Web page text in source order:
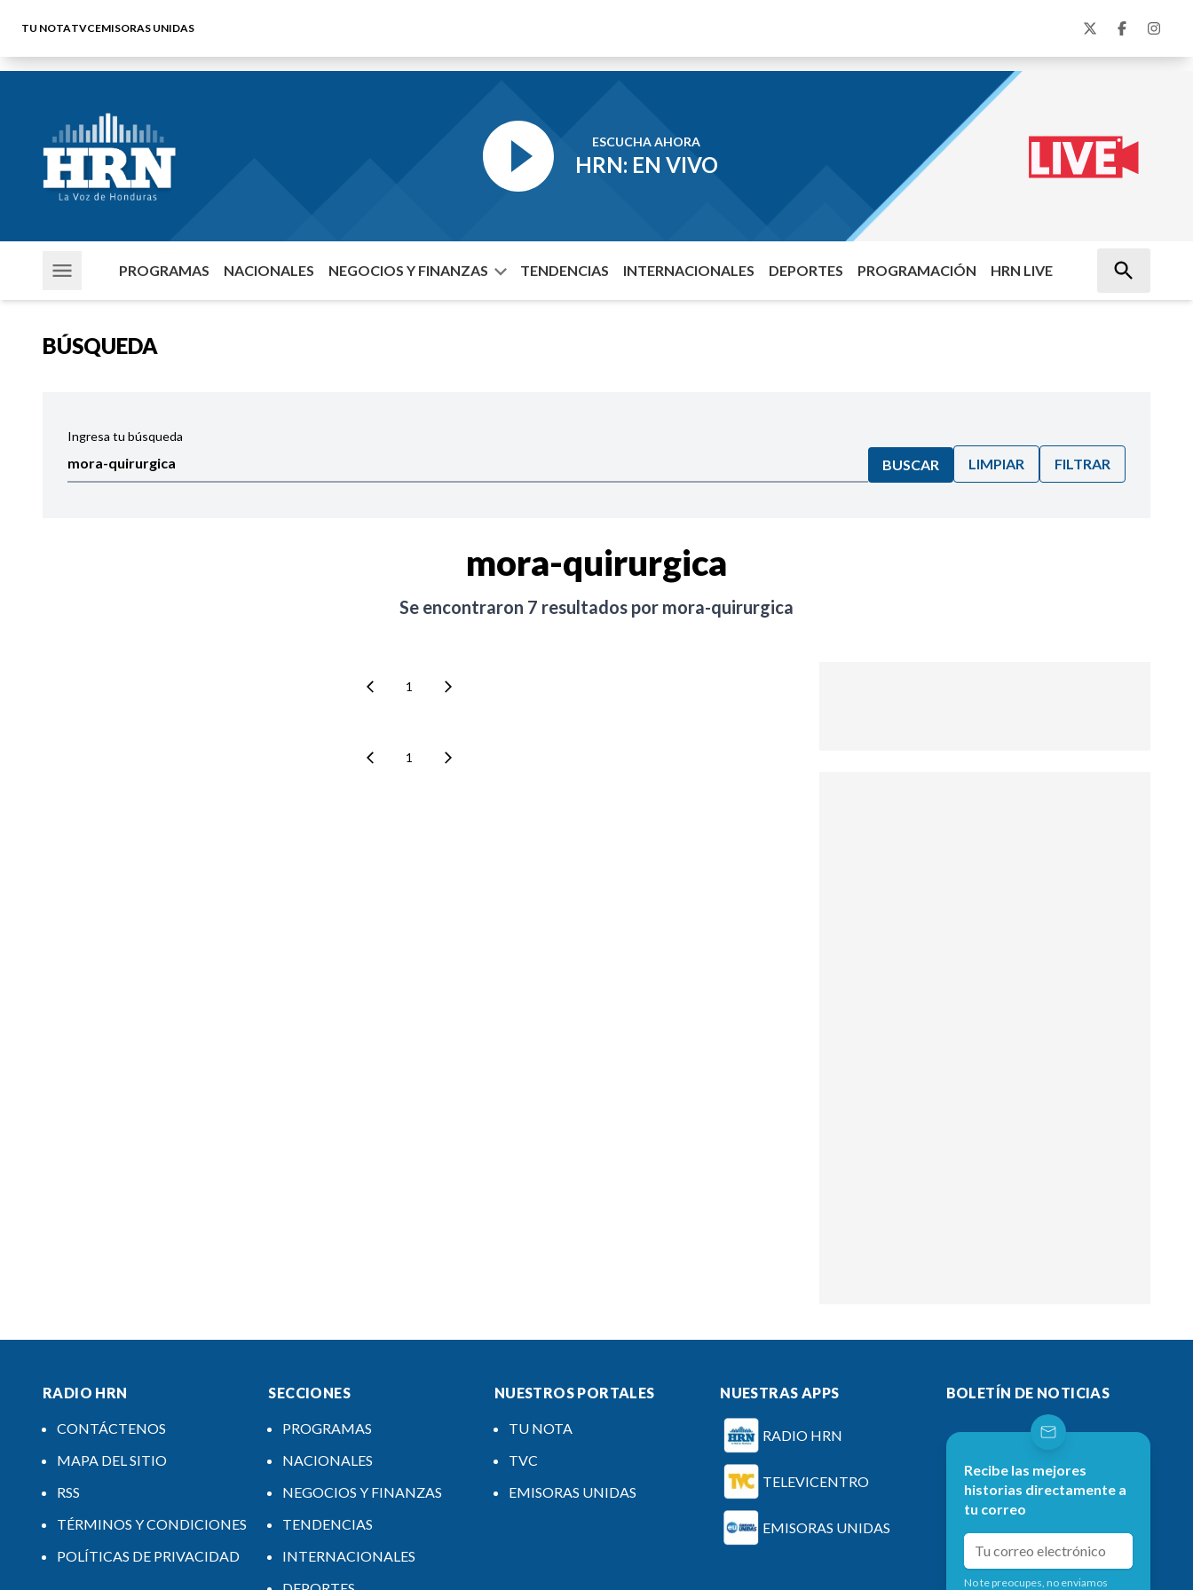
TU NOTATVCEMISORAS UNIDAS
ESCUCHA AHORA
HRN: EN VIVO
PROGRAMAS NACIONALES NEGOCIOS Y FINANZAS TENDENCIAS INTERNACIONALES DEPORTES PROGRAMACIÓN HRN LIVE
BÚSQUEDA
Ingresa tu búsqueda
BUSCAR LIMPIAR FILTRAR
mora-quirurgica
Se encontraron 7 resultados por mora-quirurgica
1
1
RADIO HRN
CONTÁCTENOS
MAPA DEL SITIO
RSS
TÉRMINOS Y CONDICIONES
POLÍTICAS DE PRIVACIDAD
SECCIONES
PROGRAMAS
NACIONALES
NEGOCIOS Y FINANZAS
TENDENCIAS
INTERNACIONALES
NUESTROS PORTALES
TU NOTA
TVC
EMISORAS UNIDAS
NUESTRAS APPS
RADIO HRN
TELEVICENTRO
EMISORAS UNIDAS
BOLETÍN DE NOTICIAS
Recibe las mejores
historias directamente a
tu correo
No te preocupes, no enviamos